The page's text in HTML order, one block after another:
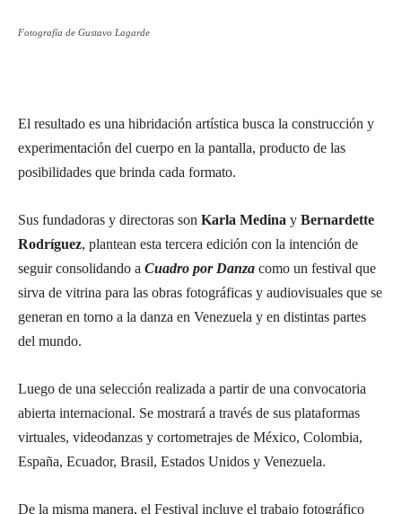
Fotografía de Gustavo Lagarde
El resultado es una hibridación artística busca la construcción y
experimentación del cuerpo en la pantalla, producto de las
posibilidades que brinda cada formato.
Sus fundadoras y directoras son Karla Medina y Bernardette
Rodríguez, plantean esta tercera edición con la intención de
seguir consolidando a Cuadro por Danza como un festival que
sirva de vitrina para las obras fotográficas y audiovisuales que se
generan en torno a la danza en Venezuela y en distintas partes
del mundo.
Luego de una selección realizada a partir de una convocatoria
abierta internacional. Se mostrará a través de sus plataformas
virtuales, videodanzas y cortometrajes de México, Colombia,
España, Ecuador, Brasil, Estados Unidos y Venezuela.
De la misma manera, el Festival incluye el trabajo fotográfico